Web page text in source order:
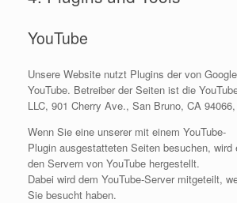
YouTube
Unsere Website nutzt Plugins der von
YouTube. Betreiber der Seiten ist die
LLC, 901 Cherry Ave., San Bruno, CA
Wenn Sie eine unserer mit einem YouTube-
Plugin ausgestatteten Seiten besuchen, wird
den Servern von YouTube hergestellt.
Dabei wird dem YouTube-Server mitgeteilt,
Sie besucht haben.